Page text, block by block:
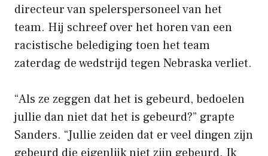
directeur van spelerspersoneel van het
team. Hij schreef over het horen van een
racistische belediging toen het team
zaterdag de wedstrijd tegen Nebraska verliet.
“Als ze zeggen dat het is gebeurd, bedoelen
jullie dan niet dat het is gebeurd?” grapte
Sanders. “Jullie zeiden dat er veel dingen zijn
gebeurd die eigenlijk niet zijn gebeurd. Ik